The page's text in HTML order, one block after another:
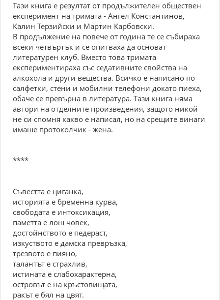
Тази книга е резултат от продължителен обществен
експеримент на тримата - Ангел Константинов,
Калин Терзийски и Мартин Карбовски.
В продължение на повече от година те се събираха
всеки четвъртък и се опитваха да основат
литературен клуб. Вместо това тримата
експериментираха със седативните свойства на
алкохола и други вещества. Всичко е написано по
салфетки, стени и мобилни телефони докато пиеха,
обаче се превърна в литература. Тази книга няма
автори на отделните произведения, защото никой
не си спомня какво е написал, но на срещите винаги
имаше протоколчик - жена.
****
Съвестта е циганка,
историята е бременна курва,
свободата е интоксикация,
паметта е лош човек,
достойнството е педераст,
изкуството е дамска превръзка,
трезвото е пияно,
талантът е страхлив,
истината е слабохарактерна,
островът е на кръстовищата,
ракът е бял на цвят.